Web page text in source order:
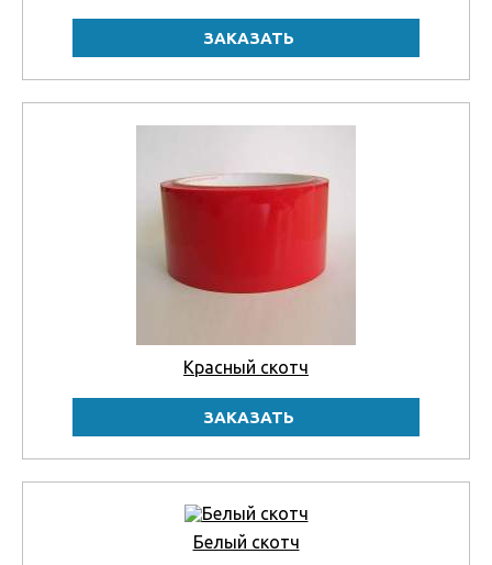
Красный скотч
Белый скотч